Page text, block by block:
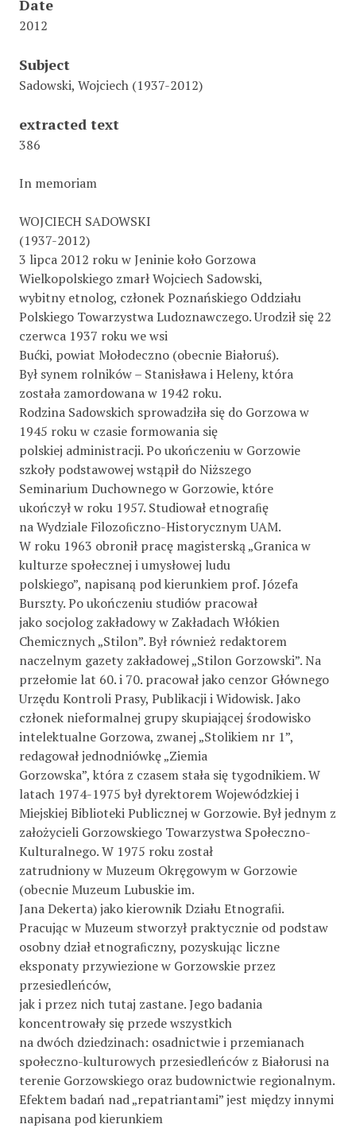
Date
2012
Subject
Sadowski, Wojciech (1937-2012)
extracted text
386
In memoriam
WOJCIECH SADOWSKI
(1937-2012)
3 lipca 2012 roku w Jeninie koło Gorzowa
Wielkopolskiego zmarł Wojciech Sadowski,
wybitny etnolog, członek Poznańskiego Oddziału
Polskiego Towarzystwa Ludoznawczego. Urodził się 22
czerwca 1937 roku we wsi
Bućki, powiat Mołodeczno (obecnie Białoruś).
Był synem rolników – Stanisława i Heleny, która
została zamordowana w 1942 roku.
Rodzina Sadowskich sprowadziła się do Gorzowa w
1945 roku w czasie formowania się
polskiej administracji. Po ukończeniu w Gorzowie
szkoły podstawowej wstąpił do Niższego
Seminarium Duchownego w Gorzowie, które
ukończył w roku 1957. Studiował etnograﬁę
na Wydziale Filozoﬁczno-Historycznym UAM.
W roku 1963 obronił pracę magisterską „Granica w
kulturze społecznej i umysłowej ludu
polskiego”, napisaną pod kierunkiem prof. Józefa
Burszty. Po ukończeniu studiów pracował
jako socjolog zakładowy w Zakładach Włókien
Chemicznych „Stilon”. Był również redaktorem
naczelnym gazety zakładowej „Stilon Gorzowski”. Na
przełomie lat 60. i 70. pracował jako cenzor Głównego
Urzędu Kontroli Prasy, Publikacji i Widowisk. Jako
członek nieformalnej grupy skupiającej środowisko
intelektualne Gorzowa, zwanej „Stolikiem nr 1”,
redagował jednodniówkę „Ziemia
Gorzowska”, która z czasem stała się tygodnikiem. W
latach 1974-1975 był dyrektorem Wojewódzkiej i
Miejskiej Biblioteki Publicznej w Gorzowie. Był jednym z
założycieli Gorzowskiego Towarzystwa Społeczno-
Kulturalnego. W 1975 roku został
zatrudniony w Muzeum Okręgowym w Gorzowie
(obecnie Muzeum Lubuskie im.
Jana Dekerta) jako kierownik Działu Etnograﬁi.
Pracując w Muzeum stworzył praktycznie od podstaw
osobny dział etnograﬁczny, pozyskując liczne
eksponaty przywiezione w Gorzowskie przez
przesiedleńców,
jak i przez nich tutaj zastane. Jego badania
koncentrowały się przede wszystkich
na dwóch dziedzinach: osadnictwie i przemianach
społeczno-kulturowych przesiedleńców z Białorusi na
terenie Gorzowskiego oraz budownictwie regionalnym.
Efektem badań nad „repatriantami” jest między innymi
napisana pod kierunkiem